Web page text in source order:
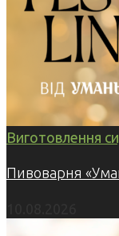
Виготовлення
Пивоварня